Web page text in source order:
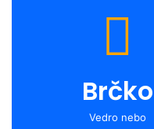
Brčko
Vedro nebo